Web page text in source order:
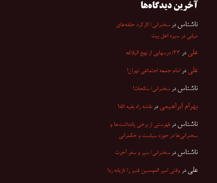
آخرین دیدگاه‌ها
ناشناس در سخنرانی/ کارکرد حلقه‌های
میانی در سیره اهل بیت
علی در ۳۳/ درسهایی از نهج البلاغه
علی در امام جمعه اجتماعی تهران!
ناشناس در سخنرانی/ سائحات!
بهرام ابراهیمی درنقشه راه بقیه الله!
ناشناس در فهرستی از برخی یادداشت‌ها و
سخنرانی‌ها در حوزه سیاست و حکمرانی
ناشناس در سخنرانی/ سیر و سفر آخرت
علی در وقتی امیر المومنین قنبر را تازیانه زد!